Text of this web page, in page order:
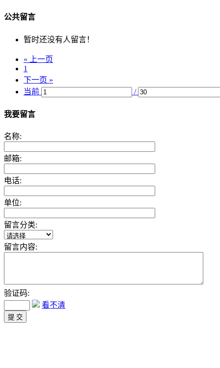
公共留言
暂时还没有人留言！
« 上一页
1
下一页 »
当前
/
我要留言
名称:
邮箱:
电话:
单位:
留言分类:
留言内容:
验证码:
看不清